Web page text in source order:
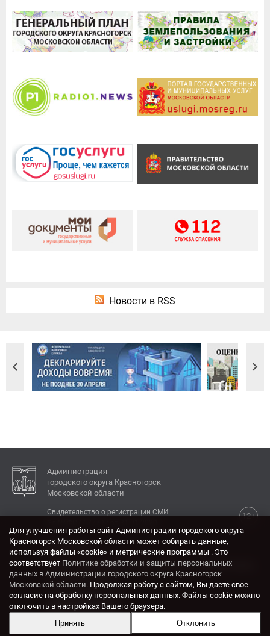
Новости в RSS
Администрация
городского округа Красногорск
Московской области
12+
Свидетельство о регистрации СМИ
КОНТАКТЫ
Адрес: 143404, Московская область, г. Красногорск,
ул. Ленина, дом 4.
Электронная почта:
krasrn@mosreg.ru
Разработка и поддержка сайта ADN
Для улучшения работы сайт Администрации городского округа
Красногорск Московской области может собирать данные,
используя файлы «cookie» и метрические программы . Это
соответствует Политике обработки и защиты персональных
данных в Администрации городского округа Красногорск
Московской области. Продолжая работу с сайтом, Вы даете свое
согласие на обработку персональных данных. Файлы cookie можно
отключить в настройках Вашего браузера.
Принять
Отклонить